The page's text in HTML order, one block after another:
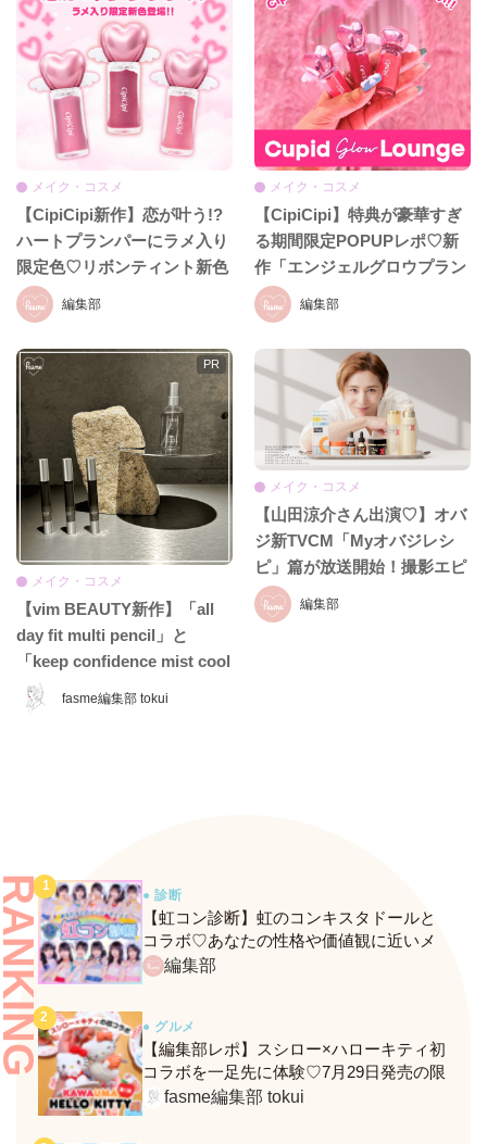
編集部
メイク・コスメ
【CipiCipi新作】恋が叶う!?
ハートプランパーにラメ入り
限定色♡リボンティント新色
も8月19日発売
編集部
メイク・コスメ
【CipiCipi】特典が豪華すぎ
る期間限定POPUPレポ♡新
作「エンジェルグロウプラン
パー」も必見!!
fasme編集部 tokui
メイク・コスメ
【vim BEAUTY新作】「all
day fit multi pencil」と
「keep confidence mist cool
EX」をレビュー♡ 夏のお直
しに頼れるコスメをチェッ
編集部
メイク・コスメ
【山田涼介さん出演♡】オバ
ジ新TVCM「Myオバジレシ
ピ」篇が放送開始！撮影エピ
ソード＆インタビュー全文を
お届け
● 診断
【虹コン診断】虹のコンキスタドールと
コラボ♡あなたの性格や価値観に近いメ
ンバーがわかる、fasmeの新診断がスター
編集部
● グルメ
【編集部レポ】スシロー×ハローキティ初
コラボを一足先に体験♡7月29日発売の限
定メニュー＆グッズをレポ！
fasme編集部 tokui